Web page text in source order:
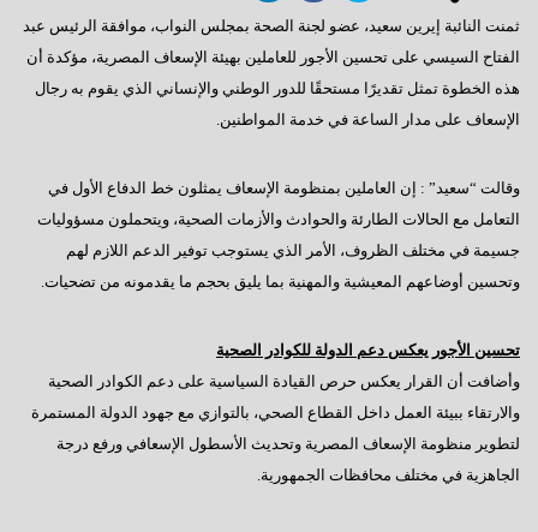
ثمنت النائبة إيرين سعيد، عضو لجنة الصحة بمجلس النواب، موافقة الرئيس عبد
الفتاح السيسي على تحسين الأجور للعاملين بهيئة الإسعاف المصرية، مؤكدة أن
هذه الخطوة تمثل تقديرًا مستحقًا للدور الوطني والإنساني الذي يقوم به رجال
الإسعاف على مدار الساعة في خدمة المواطنين.
وقالت “سعيد” : إن العاملين بمنظومة الإسعاف يمثلون خط الدفاع الأول في
التعامل مع الحالات الطارئة والحوادث والأزمات الصحية، ويتحملون مسؤوليات
جسيمة في مختلف الظروف، الأمر الذي يستوجب توفير الدعم اللازم لهم
وتحسين أوضاعهم المعيشية والمهنية بما يليق بحجم ما يقدمونه من تضحيات.
تحسين الأجور يعكس دعم الدولة للكوادر الصحية
وأضافت أن القرار يعكس حرص القيادة السياسية على دعم الكوادر الصحية
والارتقاء ببيئة العمل داخل القطاع الصحي، بالتوازي مع جهود الدولة المستمرة
لتطوير منظومة الإسعاف المصرية وتحديث الأسطول الإسعافي ورفع درجة
الجاهزية في مختلف محافظات الجمهورية.